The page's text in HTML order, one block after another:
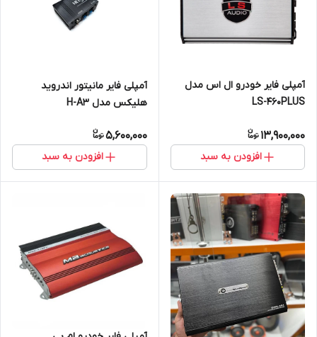
آمپلی فایر خودرو ال اس مدل
LS-460PLUS
13,900,000
افزودن به سبد
آمپلی فایر مانیتور اندروید
هلیکس مدل H-A3
5,600,000
افزودن به سبد